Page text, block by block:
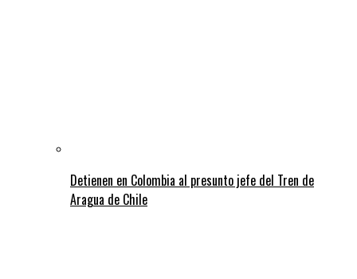
Detienen en Colombia al presunto jefe del Tren de
Aragua de Chile